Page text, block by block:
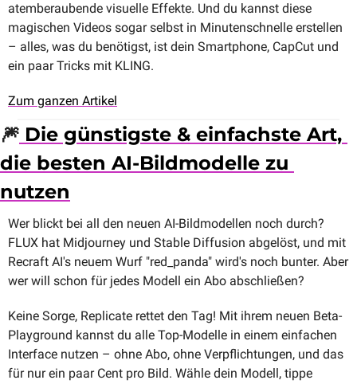
atemberaubende visuelle Effekte. Und du kannst diese
magischen Videos sogar selbst in Minutenschnelle erstellen
– alles, was du benötigst, ist dein Smartphone, CapCut und
ein paar Tricks mit KLING.
Zum ganzen Artikel
🎆 Die günstigste & einfachste Art,
die besten AI-Bildmodelle zu
nutzen
Wer blickt bei all den neuen AI-Bildmodellen noch durch?
FLUX hat Midjourney und Stable Diffusion abgelöst, und mit
Recraft AI's neuem Wurf "red_panda" wird's noch bunter. Aber
wer will schon für jedes Modell ein Abo abschließen?
Keine Sorge, Replicate rettet den Tag! Mit ihrem neuen Beta-
Playground kannst du alle Top-Modelle in einem einfachen
Interface nutzen – ohne Abo, ohne Verpflichtungen, und das
für nur ein paar Cent pro Bild. Wähle dein Modell, tippe